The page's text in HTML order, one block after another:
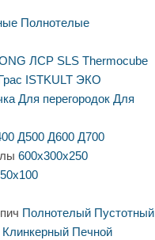
Полнотелые
ЛСР SLS Thermocube
ISTKULT ЭКО
Для перегородок Для
Д500 Д600 Д700
600х300х250
Полнотелый Пустотный
Клинкерный Печной